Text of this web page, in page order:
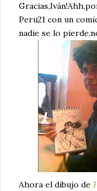
Peru21 con un
nadie se lo
Ahora el dibujo de